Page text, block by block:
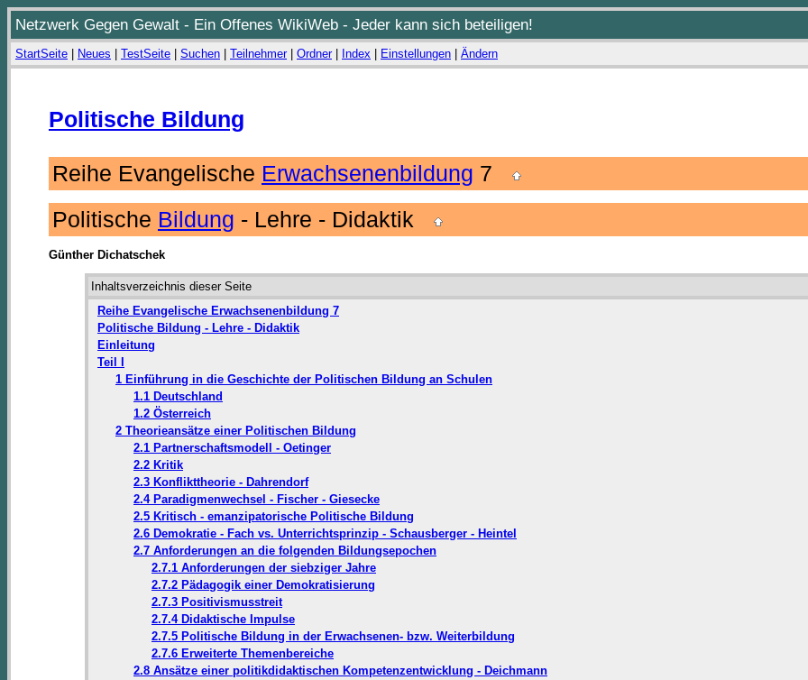
Netzwerk Gegen Gewalt - Ein Offenes WikiWeb - Jeder kann sich beteiligen!
StartSeite Neues TestSeite Suchen Teilnehmer| Ordner| Index Einstellungen Ändern
Politische Bildung
Reihe Evangelische Erwachsenenbildung 7
Politische Bildung - Lehre - Didaktik
Günther Dichatschek
Inhaltsverzeichnis dieser Seite
Reihe Evangelische Erwachsenenbildung 7
Politische Bildung - Lehre - Didaktik
Einleitung
Teil I
1 Einführung in die Geschichte der Politischen Bildung an Schulen
1.1 Deutschland
1.2 Österreich
2 Theorieansätze einer Politischen Bildung
2.1 Partnerschaftsmodell - Oetinger
2.2 Kritik
2.3 Konflikttheorie - Dahrendorf
2.4 Paradigmenwechsel - Fischer - Giesecke
2.5 Kritisch - emanzipatorische Politische Bildung
2.6 Demokratie - Fach vs. Unterrichtsprinzip - Schausberger - Heintel
2.7 Anforderungen an die folgenden Bildungsepochen
2.7.1 Anforderungen der siebziger Jahre
2.7.2 Pädagogik einer Demokratisierung
2.7.3 Positivismusstreit
2.7.4 Didaktische Impulse
2.7.5 Politische Bildung in der Erwachsenen- bzw. Weiterbildung
2.7.6 Erweiterte Themenbereiche
2.8 Ansätze einer politikdidaktischen Kompetenzentwicklung - Deichmann